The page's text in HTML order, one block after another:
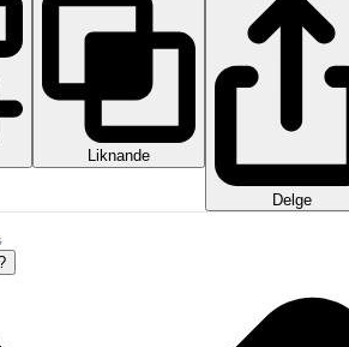
Liknande
Delge